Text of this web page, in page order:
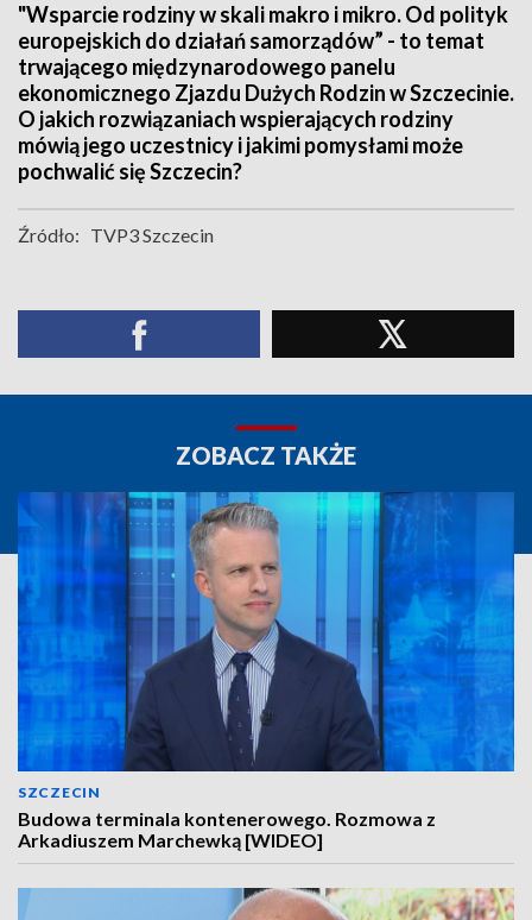
"Wsparcie rodziny w skali makro i mikro. Od polityk
europejskich do działań samorządów” - to temat
trwającego międzynarodowego panelu
ekonomicznego Zjazdu Dużych Rodzin w Szczecinie.
O jakich rozwiązaniach wspierających rodziny
mówią jego uczestnicy i jakimi pomysłami może
pochwalić się Szczecin?
Źródło: TVP3 Szczecin
ZOBACZ TAKŻE
SZCZECIN
Budowa terminala kontenerowego. Rozmowa z
Arkadiuszem Marchewką [WIDEO]